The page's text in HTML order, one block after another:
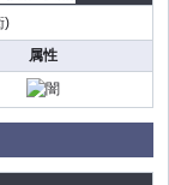
)
属性